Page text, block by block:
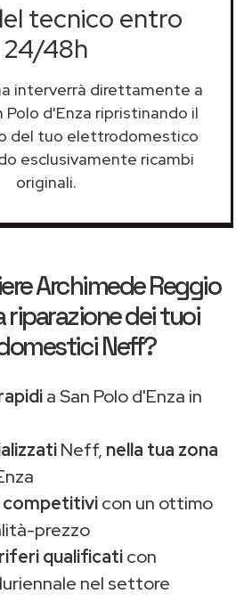
tecnico entro
24/48h
interverrà direttamente a
Polo d'Enza ripristinando il
del tuo elettrodomestico
esclusivamente ricambi
originali.
Archimede Reggio
riparazione dei tuoi
Neff?
a San Polo d'Enza in
Neff, nella tua zona
competitivicon un ottimo
prezzo
qualificaticon
nel settore